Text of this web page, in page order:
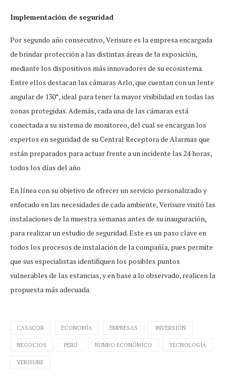
Implementación de seguridad
Por segundo año consecutivo, Verisure es la empresa encargada
de brindar protección a las distintas áreas de la exposición,
mediante los dispositivos más innovadores de su ecosistema.
Entre ellos destacan las cámaras Arlo, que cuentan con un lente
angular de 130°, ideal para tener la mayor visibilidad en todas las
zonas protegidas. Además, cada una de las cámaras está
conectada a su sistema de monitoreo, del cual se encargan los
expertos en seguridad de su Central Receptora de Alarmas que
están preparados para actuar frente a un incidente las 24 horas,
todos los días del año
En línea con su objetivo de ofrecer un servicio personalizado y
enfocado en las necesidades de cada ambiente, Verisure visitó las
instalaciones de la muestra semanas antes de su inauguración,
para realizar un estudio de seguridad. Este es un paso clave en
todos los procesos de instalación de la compañía, pues permite
que sus especialistas identifiquen los posibles puntos
vulnerables de las estancias, y en base a lo observado, realicen la
propuesta más adecuada.
CASACOR ECONOMÍA EMPRESAS INVERSIÓN
NEGOCIOS PERÚ RUMBO ECONÓMICO TECNOLOGÍA
VERISURE